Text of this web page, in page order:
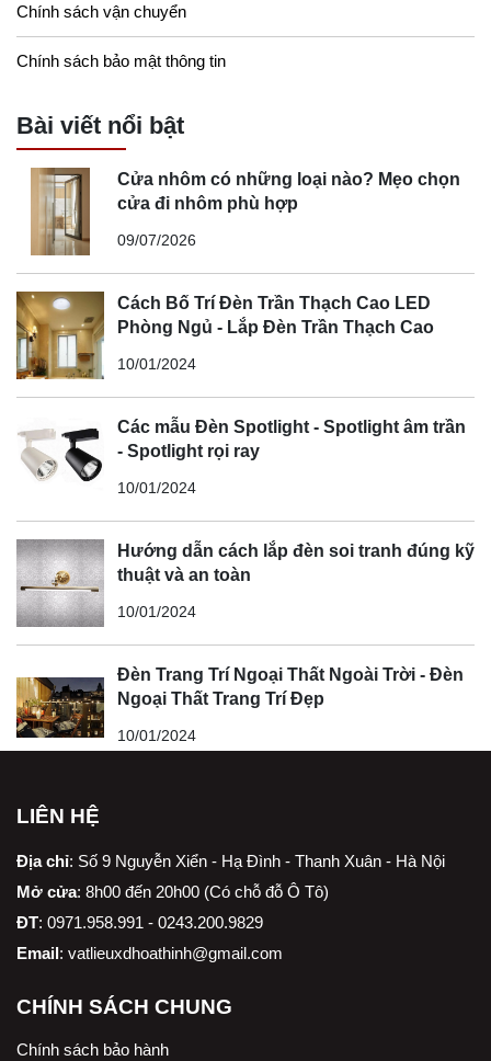
Chính sách vận chuyển
Chính sách bảo mật thông tin
Bài viết nổi bật
Cửa nhôm có những loại nào? Mẹo chọn
cửa đi nhôm phù hợp
09/07/2026
Cách Bố Trí Đèn Trần Thạch Cao LED
Phòng Ngủ - Lắp Đèn Trần Thạch Cao
10/01/2024
Các mẫu Đèn Spotlight - Spotlight âm trần
- Spotlight rọi ray
10/01/2024
Hướng dẫn cách lắp đèn soi tranh đúng kỹ
thuật và an toàn
10/01/2024
Đèn Trang Trí Ngoại Thất Ngoài Trời - Đèn
Ngoại Thất Trang Trí Đẹp
10/01/2024
LIÊN HỆ
Địa chỉ: Số 9 Nguyễn Xiển - Hạ Đình - Thanh Xuân - Hà Nội
Mở cửa: 8h00 đến 20h00 (Có chỗ đỗ Ô Tô)
ĐT: 0971.958.991 - 0243.200.9829
Email: vatlieuxdhoathinh@gmail.com
CHÍNH SÁCH CHUNG
Chính sách bảo hành